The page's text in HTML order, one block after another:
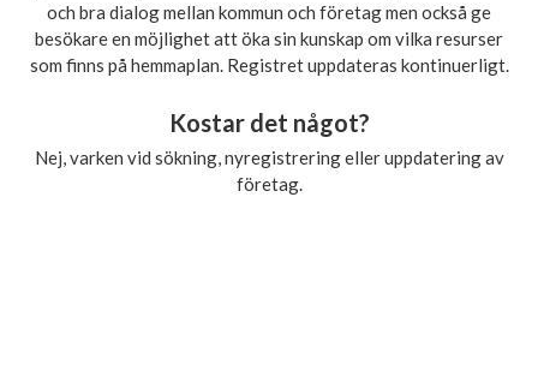
och bra dialog mellan kommun och företag men också ge
besökare en möjlighet att öka sin kunskap om vilka resurser
som finns på hemmaplan. Registret uppdateras kontinuerligt.
Kostar det något?
Nej, varken vid sökning, nyregistrering eller uppdatering av
företag.